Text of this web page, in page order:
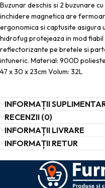
Buzunar deschis si 2 buzunare
inchidere magnetica are
ergonomica si captusite asigura
hidrofug protejeaza in mod
reflectorizante pe bretele si
intuneric. Material: 900D
47 x 30 x 23cm Volum: 32L
INFORMAȚII
RECENZII (0)
INFORMAȚII LIVRARE
INFORMAȚII RETUR